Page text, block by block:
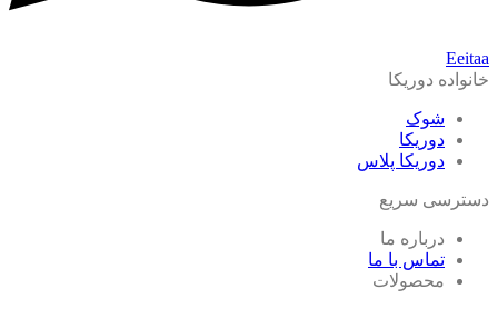
Eeitaa
خانواده دوریکا
شوک
دوریکا
دوریکا پلاس
دسترسی سریع
درباره ما
تماس با ما
محصولات